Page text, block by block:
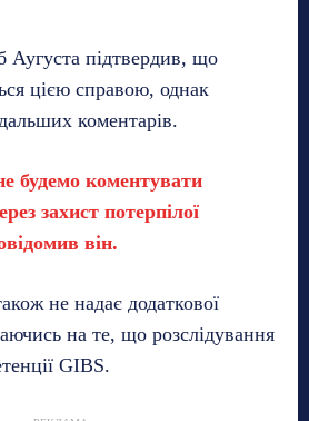
підтвердив, що
цією справою, однак
коментарів.
будемо коментувати
захист потерпілої
він.
не надає додаткової
на те, що розслідування
GIBS.